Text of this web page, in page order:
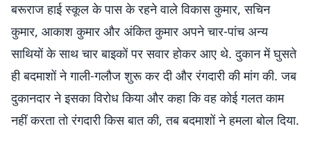
बरूराज हाई स्कूल के पास के रहने वाले विकास कुमार, सचिन
कुमार, आकाश कुमार और अंकित कुमार अपने चार-पांच अन्य
साथियों के साथ चार बाइकों पर सवार होकर आए थे. दुकान में घुसते
ही बदमाशों ने गाली-गलौज शुरू कर दी और रंगदारी की मांग की. जब
दुकानदार ने इसका विरोध किया और कहा कि वह कोई गलत काम
नहीं करता तो रंगदारी किस बात की, तब बदमाशों ने हमला बोल दिया.